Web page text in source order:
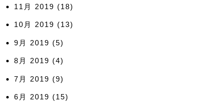
11月 2019 (18)
10月 2019 (13)
9月 2019 (5)
8月 2019 (4)
7月 2019 (9)
6月 2019 (15)